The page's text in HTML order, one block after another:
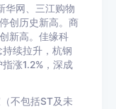
华网、三江购物
创历史新高。商
新高。佳缘科
续拉升，杭钢
涨1.2%，深成
不包括ST及未